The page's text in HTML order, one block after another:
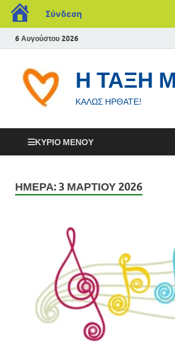
Σύνδεση
6 Αυγούστου 2026
Η ΤΑΞΗ
ΚΑΛΩΣ ΗΡΘΑΤΕ!
ΚΎΡΙΟ ΜΕΝΟΎ
ΗΜΈΡΑ:3 ΜΑΡΤΊΟΥ 2026